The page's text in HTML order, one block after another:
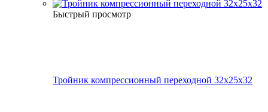
Быстрый просмотр
Тройник компрессионный переходной 32x25x32